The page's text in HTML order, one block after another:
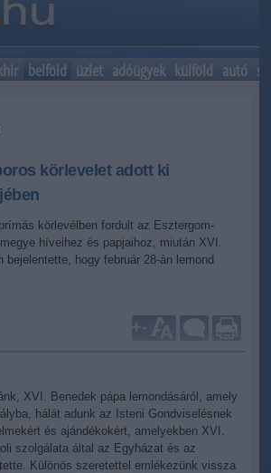
belföld üzlet adóügyek külföld autó
körlevelet adott ki
körlevélben fordult az Esztergom-
híveihez és papjaihoz, miután XVI.
bejelentette, hogy február 28-án lemond
+-
XVI. Benedek pápa lemondásáról, amely
hálát adunk az Isteni Gondviselésnek
és ajándékokért, amelyekben XVI.
szolgálata által az Egyházat és az
Különös szeretettel emlékezünk vissza